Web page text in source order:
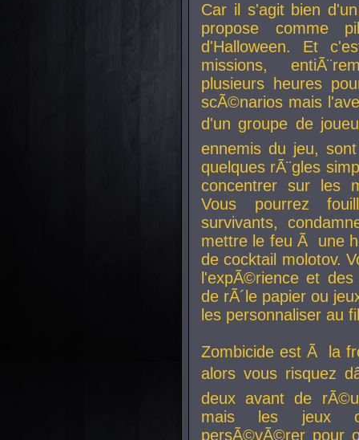
Car il s'agit bien
propose comme
d'Halloween. Et
missions,
plusieurs heures
scÃ©narios mais
d'un groupe de
ennemis du jeu,
quelques rÃ¨gles
concentrer sur les
Vous pourrez
survivants,
mettre le feu Ã une
de cocktail molotov.
l'expÃ©rience et
de rÃ´le papier ou
les personnaliser au
Zombicide est Ã la
alors vous risquez
deux avant de
mais les jeux
persÃ©vÃ©rer pour